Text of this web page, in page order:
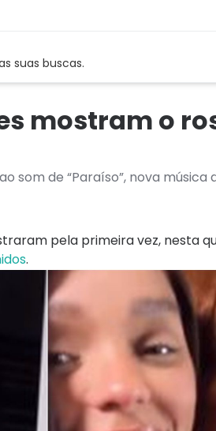
suas buscas.
mostram o
som de “Paraíso”, nova música
pela primeira vez, nesta
.